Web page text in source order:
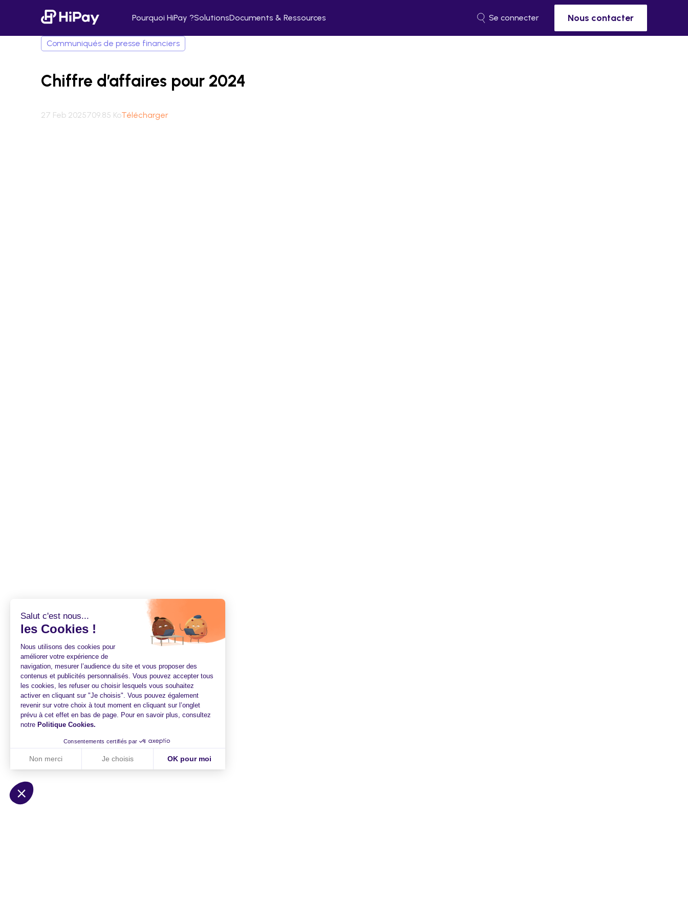
Salut c'est nous...
les Cookies !
Nous utilisons des cookies pour
améliorer votre expérience de
navigation, mesurer l’audience du site et vous proposer des
contenus et publicités personnalisés. Vous pouvez accepter tous
les cookies, les refuser ou choisir lesquels vous souhaitez
activer en cliquant sur "Je choisis". Vous pouvez également
revenir sur votre choix à tout moment en cliquant sur l’onglet
prévu à cet effet en bas de page. Pour en savoir plus, consultez
notre Politique Cookies.
Consentements certifiés par
Non merci Je choisis OK pour moi
Notre plateforme vous permet d'adapter et de gérer vos paramètres de confidentialité, en garantissant la conformité avec les réglementations. Personnalisez vos préférences pour
Pourquoi HiPay ?SolutionsDocuments & Ressources Se connecter Nous contacter
Communiqués de presse financiers
Chiffre d’affaires pour 2024
27 Feb 2025709.85 KoTélécharger